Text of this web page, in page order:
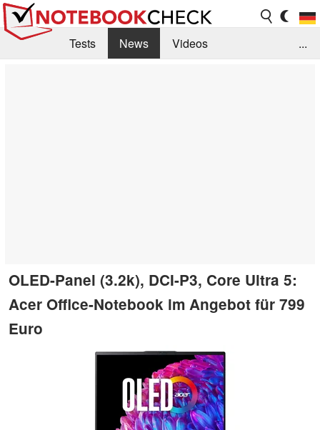
Tests News
Videos
...
OLED-Panel (3.2k), DCI-P3, Core Ultra 5:
Acer Office-Notebook im Angebot für 799
Euro